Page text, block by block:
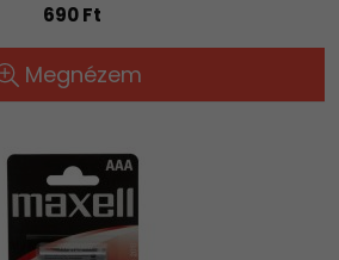
690 Ft
Megnézem